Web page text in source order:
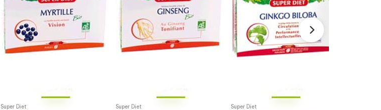
Super Diet Super Diet Super Diet